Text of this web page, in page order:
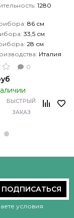
1280
86 см
33,5 см
28 см
Италия
0
БЫСТРЫЙ
ЗАКАЗ
ПОДПИСАТЬСЯ
условия